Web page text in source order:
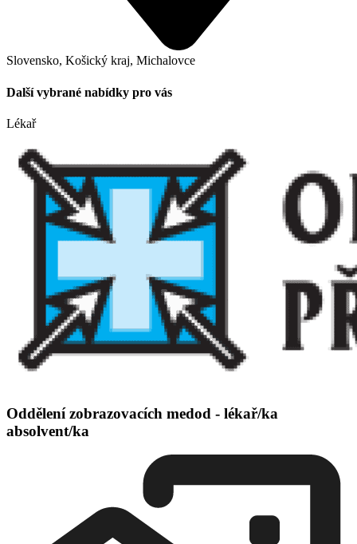
Slovensko, Košický kraj, Michalovce
Další vybrané nabídky pro vás
Lékař
Oddělení zobrazovacích medod - lékař/ka
absolvent/ka